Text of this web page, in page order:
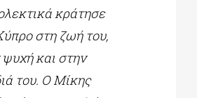
κράτησε
στη ζωή του,
ψυχή και στην
του. Ο Μίκης